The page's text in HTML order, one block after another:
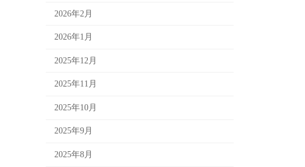
2026年2月
2026年1月
2025年12月
2025年11月
2025年10月
2025年9月
2025年8月